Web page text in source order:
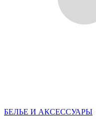
БЕЛЬЕ И АКСЕССУАРЫ